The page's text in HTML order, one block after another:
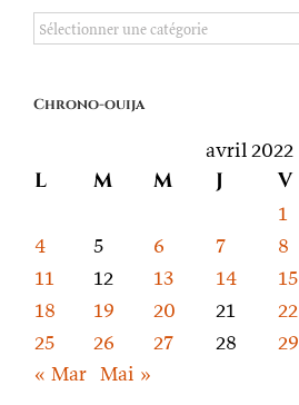
De
parle
Chrono-ouija
avril 2022
L M M J V
1
4
5 6 7 8
11
12 13 14 15
18
19 20 21 22
25
26 27 28 29
« Mar Mai »